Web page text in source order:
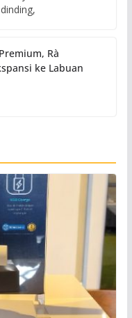
Rà
ke Labuan